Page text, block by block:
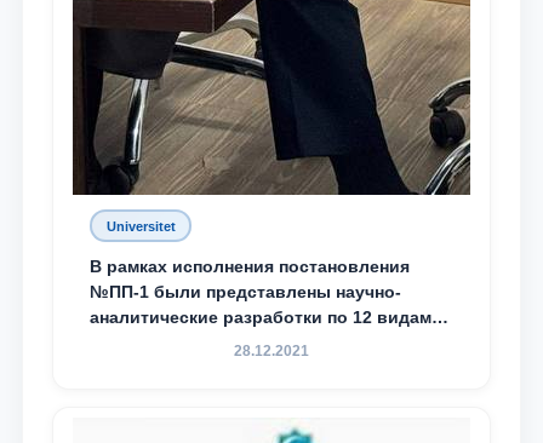
Universitet
В рамках исполнения постановления
№ПП-1 были представлены научно-
аналитические разработки по 12 видам
28.12.2021